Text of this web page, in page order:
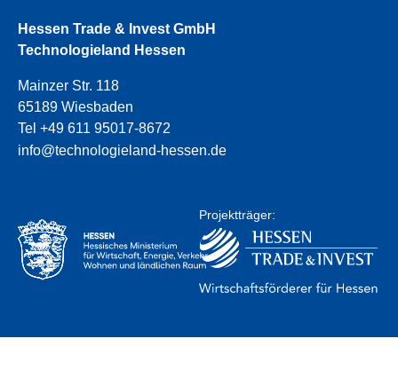
Hessen Trade & Invest GmbH
Technologieland Hessen
Mainzer Str. 118
65189 Wiesbaden
Tel +49 611 95017-8672
info@technologieland-hessen.de
Projektträger: